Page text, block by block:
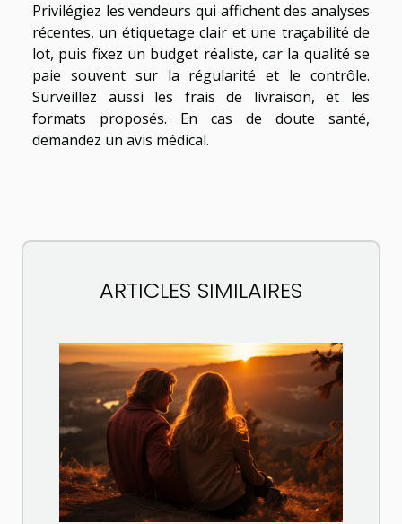
Privilégiez les vendeurs qui affichent des analyses
récentes, un étiquetage clair et une traçabilité de
lot, puis fixez un budget réaliste, car la qualité se
paie souvent sur la régularité et le contrôle.
Surveillez aussi les frais de livraison, et les
formats proposés. En cas de doute santé,
demandez un avis médical.
ARTICLES SIMILAIRES